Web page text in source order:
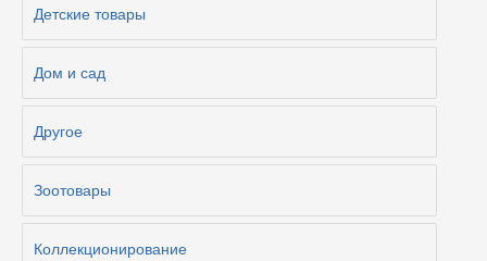
Детские товары
Дом и сад
Другое
Зоотовары
Коллекционирование